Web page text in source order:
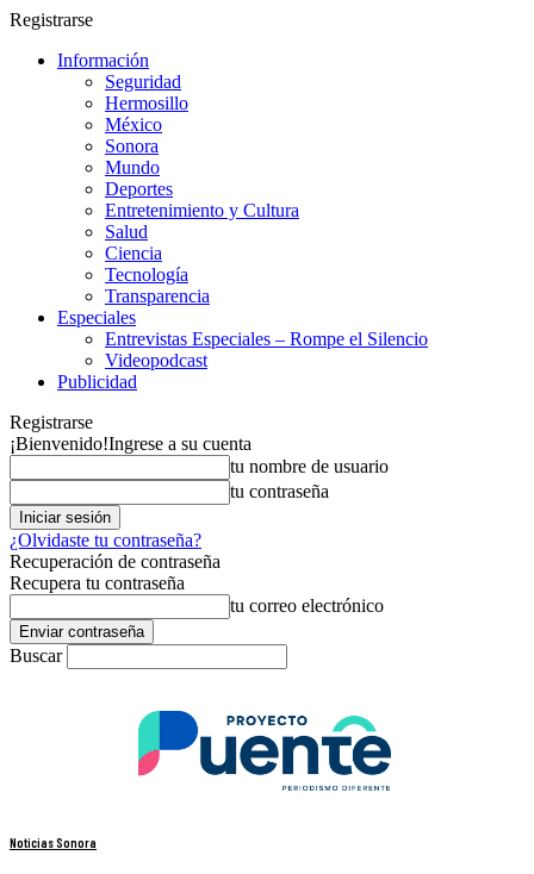
Registrarse
Información
Seguridad
Hermosillo
México
Sonora
Mundo
Deportes
Entretenimiento y Cultura
Salud
Ciencia
Tecnología
Transparencia
Especiales
Entrevistas Especiales – Rompe el Silencio
Videopodcast
Publicidad
Registrarse
¡Bienvenido!Ingrese a su cuenta
tu nombre de usuario
tu contraseña
¿Olvidaste tu contraseña?
Recuperación de contraseña
Recupera tu contraseña
tu correo electrónico
Buscar
Noticias Sonora